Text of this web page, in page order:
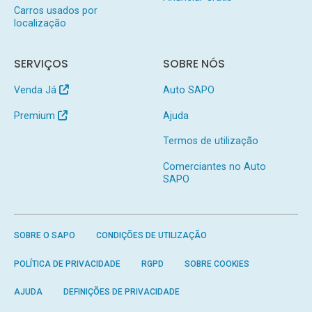
Carros usados por
localização
SERVIÇOS
Venda Já
Premium
SOBRE NÓS
Auto SAPO
Ajuda
Termos de utilização
Comerciantes no Auto
SAPO
SOBRE O SAPO CONDIÇÕES DE UTILIZAÇÃO
POLÍTICA DE PRIVACIDADE RGPD SOBRE COOKIES
AJUDA DEFINIÇÕES DE PRIVACIDADE